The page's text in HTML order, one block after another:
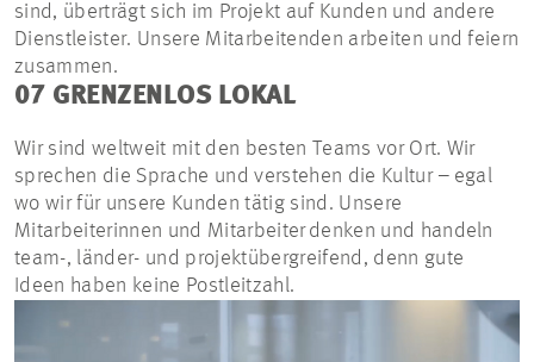
sind, überträgt sich im Projekt auf Kunden und andere
Dienstleister. Unsere Mitarbeitenden arbeiten und feiern
zusammen.
07 GRENZENLOS LOKAL
Wir sind weltweit mit den besten Teams vor Ort. Wir
sprechen die Sprache und verstehen die Kultur – egal
wo wir für unsere Kunden tätig sind. Unsere
Mitarbeiterinnen und Mitarbeiter denken und handeln
team-, länder- und projektübergreifend, denn gute
Ideen haben keine Postleitzahl.